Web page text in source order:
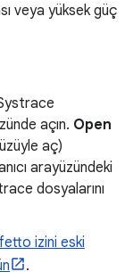
veya yüksek güç
açın. Open
aç)
arayüzündeki
dosyalarını
izini eski
.